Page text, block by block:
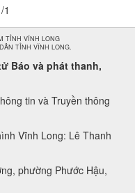
TỈNH VĨNH LONG
TỈNH VĨNH LONG.
Báo và phát thanh,
tin và Truyền thông
Vĩnh Long: Lê Thanh
phường Phước Hậu,